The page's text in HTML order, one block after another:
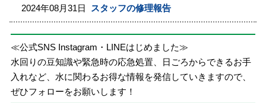
2024年08月31日 スタッフの修理報告
≪公式SNS Instagram・LINEはじめました≫
水回りの豆知識や緊急時の応急処置、日ごろからできるお手
入れなど、水に関わるお得な情報を発信していきますので、
ぜひフォローをお願いします！